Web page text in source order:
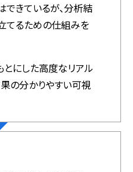
きているが、分析結
てるための仕組みを
にした高度なリアル
の分かりやすい可視